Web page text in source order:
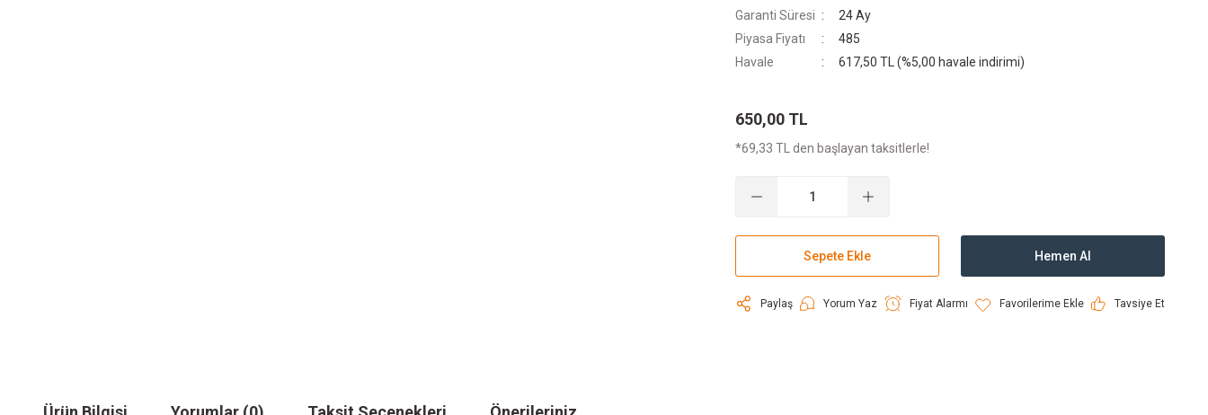
Garanti Süresi
24 Ay
Piyasa Fiyatı
485
Havale
617,50 TL (%5,00 havale indirimi)
650,00 TL
*69,33 TL den başlayan taksitlerle!
Sepete Ekle Hemen Al
Paylaş Yorum Yaz Fiyat Alarmı Tavsiye Et